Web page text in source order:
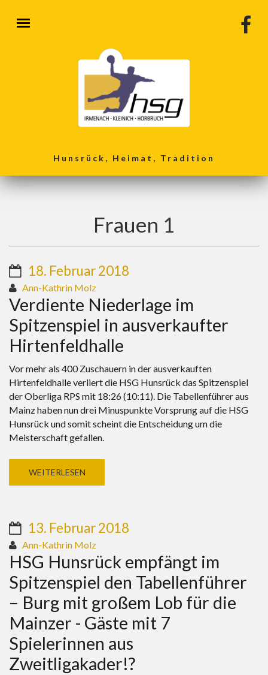
Hunsrück, Heimat, Tradition
Frauen 1
18. Februar 2018
Ann-Kathrin Molz
Verdiente Niederlage im
Spitzenspiel in ausverkaufter
Hirtenfeldhalle
Vor mehr als 400 Zuschauern in der ausverkauften
Hirtenfeldhalle verliert die HSG Hunsrück das Spitzenspiel
der Oberliga RPS mit 18:26 (10:11). Die Tabellenführer aus
Mainz haben nun drei Minuspunkte Vorsprung auf die HSG
Hunsrück und somit scheint die Entscheidung um die
Meisterschaft gefallen.
WEITERLESEN
13. Februar 2018
Ann-Kathrin Molz
HSG Hunsrück empfängt im
Spitzenspiel den Tabellenführer
– Burg mit großem Lob für die
Mainzer - Gäste mit 7
Spielerinnen aus
Zweitligakader!?